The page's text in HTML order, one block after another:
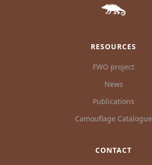
RESOURCES
FWO project
News
Publications
Camouflage Catalogue
CONTACT